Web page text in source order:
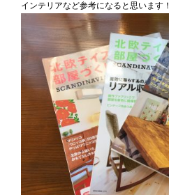
インテリアなど参考になると思います！